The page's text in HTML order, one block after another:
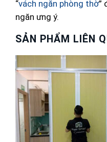
“vách ngăn phòng thờ”
ngăn ưng ý.
SẢN PHẨM LIÊN